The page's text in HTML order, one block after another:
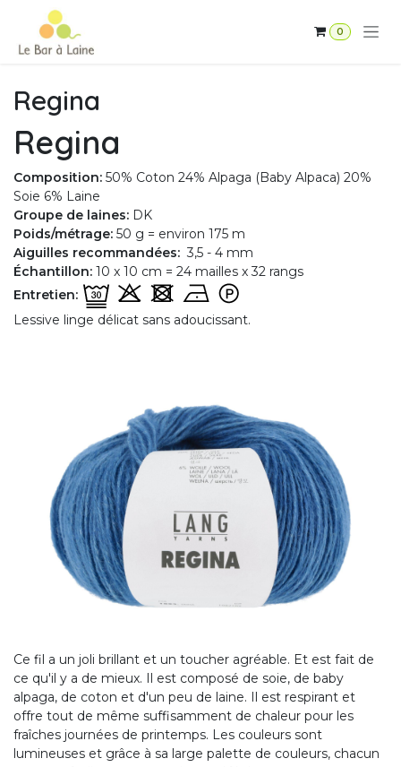
Se rendre au contenu
0
Regina
Regina
Composition: 50% Coton 24% Alpaga (Baby Alpaca) 20%
Soie 6% Laine
Groupe de laines: DK
Poids/métrage: 50 g = environ 175 m
Aiguilles recommandées: 3,5 - 4 mm
Échantillon: 10 x 10 cm = 24 mailles x 32 rangs
Entretien:
Lessive linge délicat sans adoucissant.
Ce fil a un joli brillant et un toucher agréable. Et est fait de
ce qu'il y a de mieux. Il est composé de soie, de baby
alpaga, de coton et d'un peu de laine. Il est respirant et
offre tout de même suffisamment de chaleur pour les
fraîches journées de printemps. Les couleurs sont
lumineuses et grâce à sa large palette de couleurs, chacun